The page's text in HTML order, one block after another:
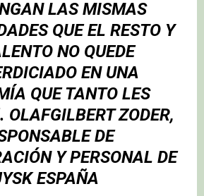
LAS MISMAS
QUE EL RESTO Y
NO QUEDE
EN UNA
QUE TANTO LES
OLAFGILBERT ZODER,
DE
Y PERSONAL DE
ESPAÑA